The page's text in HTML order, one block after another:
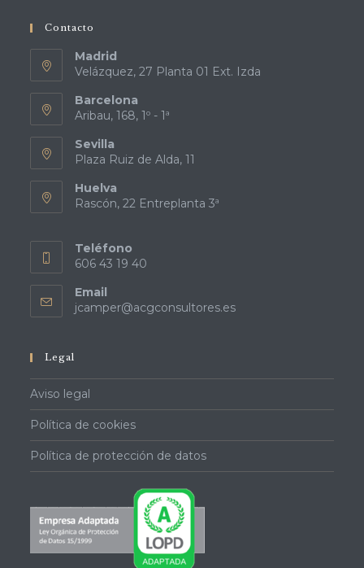
Contacto
Madrid
Velázquez, 27 Planta 01 Ext. Izda
Barcelona
Aribau, 168, 1º - 1ª
Sevilla
Plaza Ruiz de Alda, 11
Huelva
Rascón, 22 Entreplanta 3ª
Teléfono
606 43 19 40
Email
jcamper@acgconsultores.esSe
Legal
Aviso legal
Política de cookies
Política de protección de datos